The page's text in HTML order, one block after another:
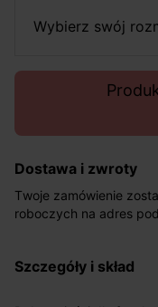
wybierz swój
Dostawa i zwroty
Twoje zamówienie
roboczych na adres
pośrednictwem DHL
szczegóły i skład